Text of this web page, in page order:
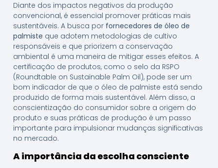
Diante dos impactos negativos da produção
convencional, é essencial promover práticas mais
sustentáveis. A busca por fornecedores de óleo de
palmiste que adotem metodologias de cultivo
responsáveis e que priorizem a conservação
ambiental é uma maneira de mitigar esses efeitos. A
certificação de produtos, como o selo da RSPO
(Roundtable on Sustainable Palm Oil), pode ser um
bom indicador de que o óleo de palmiste está sendo
produzido de forma mais sustentável. Além disso, a
conscientização do consumidor sobre a origem do
produto e suas práticas de produção é um passo
importante para impulsionar mudanças significativas
no mercado.
A importância da escolha consciente